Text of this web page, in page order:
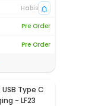
Habis
Pre Order
Pre Order
Type C
- LF23